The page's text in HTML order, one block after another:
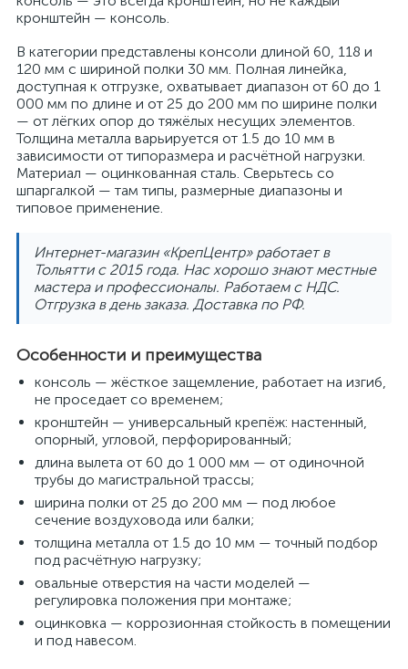
кронштейн — консоль.
В категории представлены консоли длиной 60, 118 и
120 мм с шириной полки 30 мм. Полная линейка,
доступная к отгрузке, охватывает диапазон от 60 до 1
000 мм по длине и от 25 до 200 мм по ширине полки
— от лёгких опор до тяжёлых несущих элементов.
Толщина металла варьируется от 1.5 до 10 мм в
зависимости от типоразмера и расчётной нагрузки.
Материал — оцинкованная сталь. Сверьтесь со
шпаргалкой — там типы, размерные диапазоны и
типовое применение.
Интернет-магазин «КрепЦентр» работает в
Тольятти с 2015 года. Нас хорошо знают местные
мастера и профессионалы. Работаем с НДС.
Отгрузка в день заказа. Доставка по РФ.
Особенности и преимущества
консоль — жёсткое защемление, работает на изгиб,
не проседает со временем;
кронштейн — универсальный крепёж: настенный,
опорный, угловой, перфорированный;
длина вылета от 60 до 1 000 мм — от одиночной
трубы до магистральной трассы;
ширина полки от 25 до 200 мм — под любое
сечение воздуховода или балки;
толщина металла от 1.5 до 10 мм — точный подбор
под расчётную нагрузку;
овальные отверстия на части моделей —
регулировка положения при монтаже;
оцинковка — коррозионная стойкость в помещении
и под навесом.